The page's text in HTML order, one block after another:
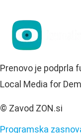
Prenovo je podprla
Local Media for
© Zavod ZON.si
Programska